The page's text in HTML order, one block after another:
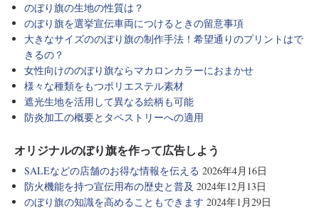
のぼり旗の生地の性質は？
のぼり旗を選挙宣伝車両につけるときの留意事項
大きなサイズののぼり旗の制作手法！希望通りのプリントはで
きるの？
女性向けののぼり旗ならマカロンカラーにおまかせ
様々な種類をもつポリエステル素材
遮光生地を活用して異なる絵柄も可能
防炎加工の概要とタペストリーへの適用
オリジナルのぼり旗を作って広告しよう
SALEなどの店舗のお得な情報を伝える 2026年4月16日
防火機能を持つ宣伝用布の歴史と普及 2024年12月13日
のぼり旗の知識を高めることもできます 2024年1月29日